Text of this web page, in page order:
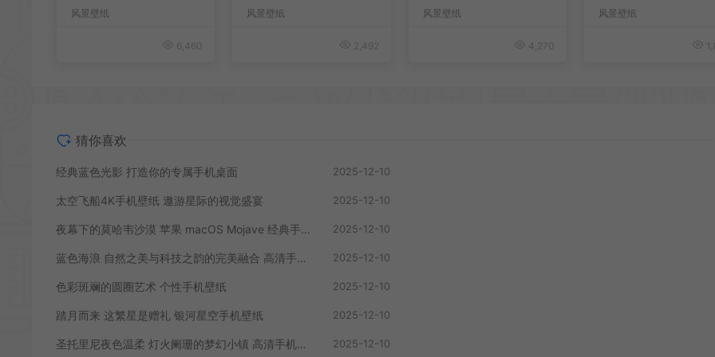
风景壁纸
6,460
风景壁纸
2,492
风景壁纸
4,270
风景壁纸
猜你喜欢
经典蓝色光影 打造你的专属手机桌面 2025-12-10
太空飞船4K手机壁纸 遨游星际的视觉盛宴 2025-12-10
夜幕下的莫哈韦沙漠 苹果 macOS Mojave 经典手机壁纸 2025-12-10
蓝色海浪 自然之美与科技之韵的完美融合 高清手机壁纸 2025-12-10
色彩斑斓的圆圈艺术 个性手机壁纸 2025-12-10
踏月而来 这繁星是赠礼 银河星空手机壁纸 2025-12-10
圣托里尼夜色温柔 灯火阑珊的梦幻小镇 高清手机壁纸 2025-12-10